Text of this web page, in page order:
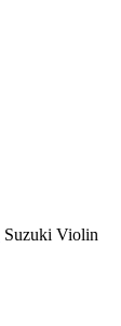
Suzuki Violin